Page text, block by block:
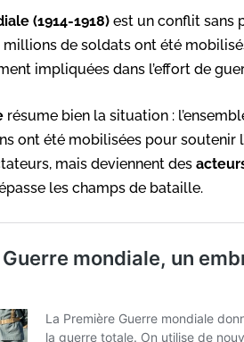
(1914-1918) est un conflit sans
millions de soldats ont été
impliquées dans l’effort de
résume bien la situation :
ont été mobilisées pour soutenir
mais deviennent des
les champs de bataille.